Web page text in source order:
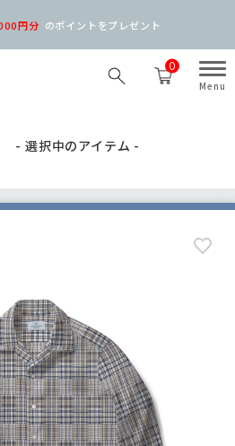
0
円分 のポイントをプレゼント
- 選択中のアイテム -